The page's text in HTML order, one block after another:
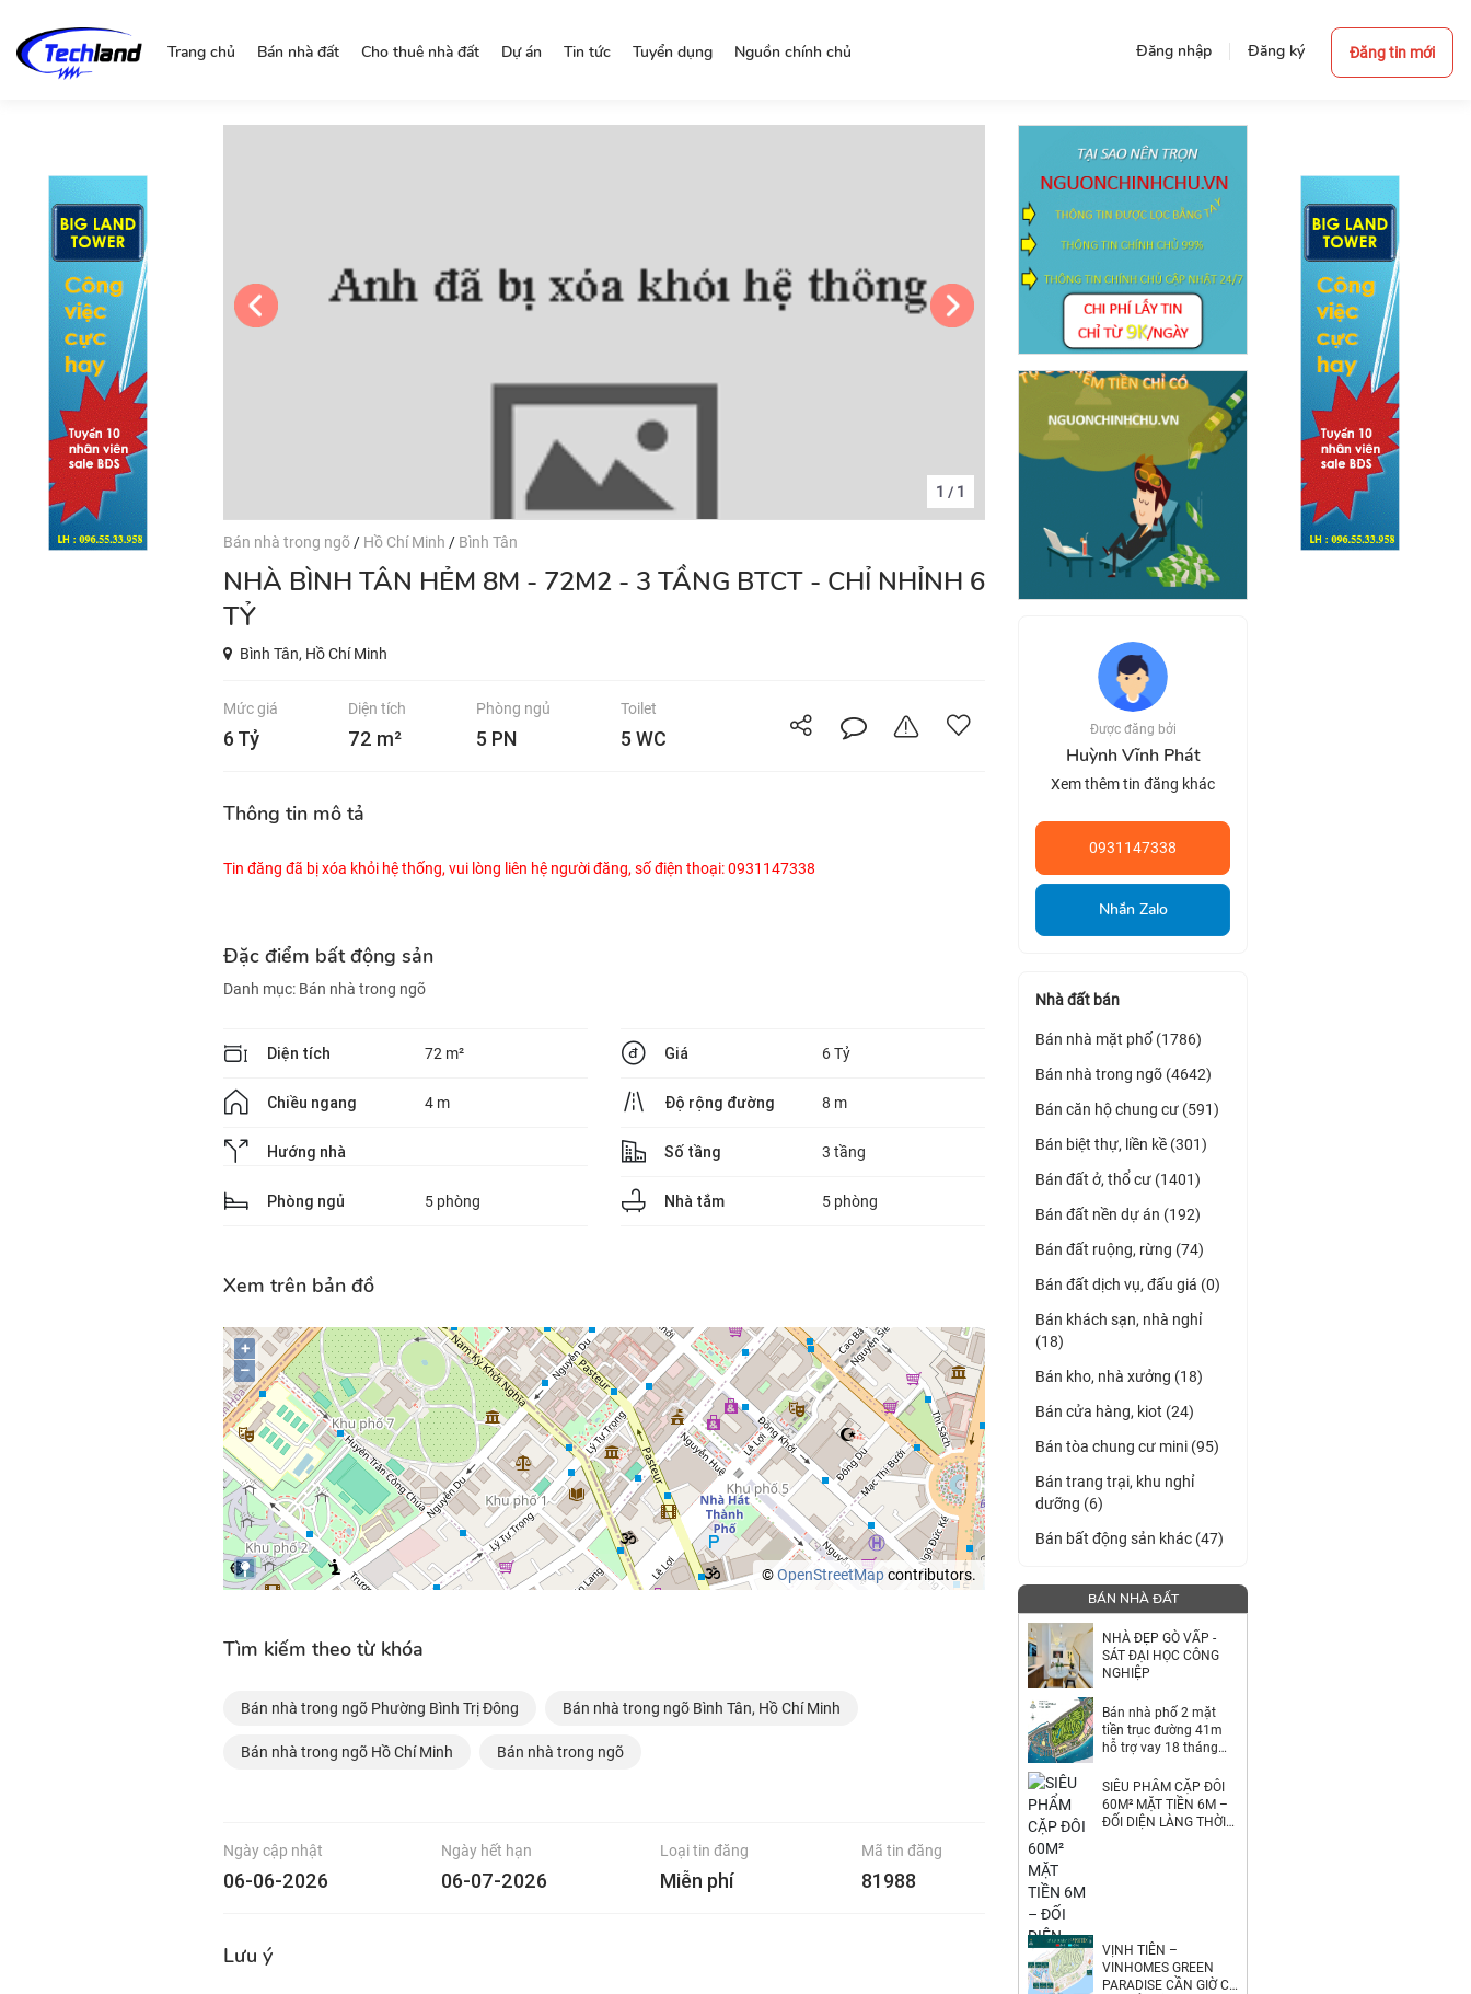
Đăng nhập Đăng ký Đăng tin mới
Trang chủ Bán nhà đất Cho thuê nhà đất Dự án Tin tức Tuyển dụng Nguồn chính chủ
1 / 1
Bán nhà trong ngõ / Hồ Chí Minh / Bình Tân
NHÀ BÌNH TÂN HẺM 8M - 72M2 - 3 TẦNG BTCT - CHỈ NHỈNH 6
TỶ
Bình Tân, Hồ Chí Minh
Mức giá
6 Tỷ
Diện tích
72 m²
Phòng ngủ
5 PN
Toilet
5 WC
Thông tin mô tả
Tin đăng đã bị xóa khỏi hệ thống, vui lòng liên hệ người đăng, số điện thoại: 0931147338
Đặc điểm bất động sản
Danh mục: Bán nhà trong ngõ
Diện tích 72 m² Giá 6 Tỷ
Chiều ngang 4 m Độ rộng đường 8 m
Hướng nhà Số tầng 3 tầng
Phòng ngủ 5 phòng Nhà tắm 5 phòng
Xem trên bản đồ
+
–
©OpenStreetMapcontributors.
Tìm kiếm theo từ khóa
Bán nhà trong ngõ Phường Bình Trị Đông Bán nhà trong ngõ Bình Tân, Hồ Chí Minh
Bán nhà trong ngõ Hồ Chí Minh Bán nhà trong ngõ
Ngày cập nhật
06-06-2026
Ngày hết hạn
06-07-2026
Loại tin đăng
Miễn phí
Mã tin đăng
81988
Lưu ý
Được đăng bởi
Huỳnh Vĩnh Phát
Xem thêm tin đăng khác
0931147338
Nhắn Zalo
Nhà đất bán
Bán nhà mặt phố (1786)
Bán nhà trong ngõ (4642)
Bán căn hộ chung cư (591)
Bán biệt thự, liền kề (301)
Bán đất ở, thổ cư (1401)
Bán đất nền dự án (192)
Bán đất ruộng, rừng (74)
Bán đất dịch vụ, đấu giá (0)
Bán khách sạn, nhà nghỉ
(18)
Bán kho, nhà xưởng (18)
Bán cửa hàng, kiot (24)
Bán tòa chung cư mini (95)
Bán trang trại, khu nghỉ
dưỡng (6)
Bán bất động sản khác (47)
BÁN NHÀ ĐẤT
NHÀ ĐẸP GÒ VẤP -
SÁT ĐẠI HỌC CÔNG
NGHIỆP
Bán nhà phố 2 mặt
tiền trục đường 41m
hỗ trợ vay 18 tháng
SIÊU PHẨM CẶP ĐÔI
60M² MẶT TIỀN 6M –
ĐỐI DIỆN LÀNG THỜI
VỊNH TIÊN –
VINHOMES GREEN
PARADISE CẦN GIỜ CƠ